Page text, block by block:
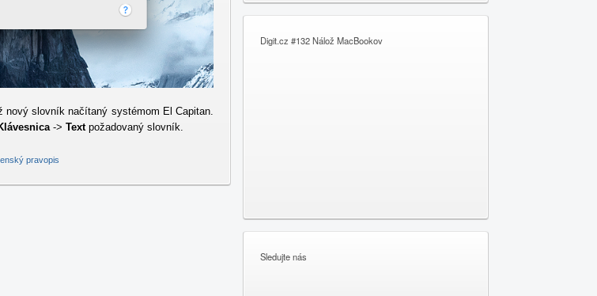
nový slovník načítaný systémom El Capitan.
-> Textpožadovaný slovník.
pravopis
Digit.cz #132 Nálož MacBookov
Sledujte nás